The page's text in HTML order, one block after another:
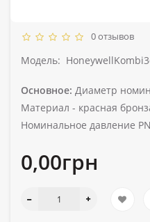
0 отзывов
Модель:
Основное: Диаметр
Материал - красная
Номинальное давление
0,00грн